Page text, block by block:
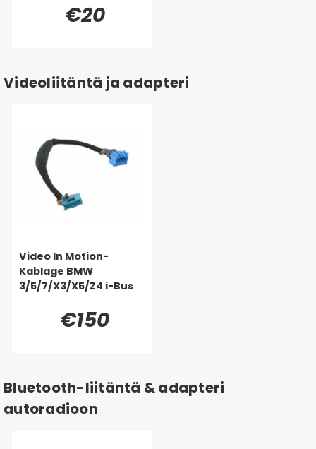
€20
Videoliitäntä ja adapteri
Video In Motion-
Kablage BMW
3/5/7/X3/X5/Z4 i-Bus
€150
Bluetooth-liitäntä & adapteri
autoradioon